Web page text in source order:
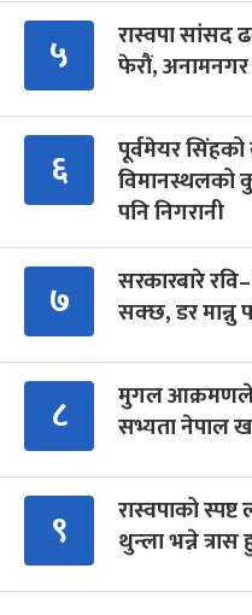
५
रास्वपा सांसद
फेरौं, अनामनगर
६
पूर्वमेयर
विमानस्थलको
पनि निगरानी
७
सरकारबारे
सक्छ, डर मान्नु
८
मुगल आक्रमणले
सभ्यता नेपाल
९
रास्वपाको
थुन्ला भन्ने